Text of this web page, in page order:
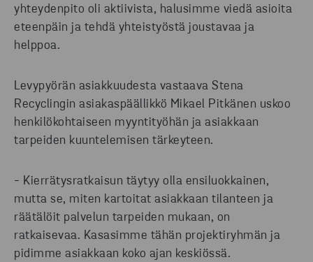
yhteydenpito oli aktiivista, halusimme viedä asioita
eteenpäin ja tehdä yhteistyöstä joustavaa ja
helppoa.
Levypyörän asiakkuudesta vastaava Stena
Recyclingin asiakaspäällikkö Mikael Pitkänen uskoo
henkilökohtaiseen myyntityöhän ja asiakkaan
tarpeiden kuuntelemisen tärkeyteen.
- Kierrätysratkaisun täytyy olla ensiluokkainen,
mutta se, miten kartoitat asiakkaan tilanteen ja
räätälöit palvelun tarpeiden mukaan, on
ratkaisevaa. Kasasimme tähän projektiryhmän ja
pidimme asiakkaan koko ajan keskiössä.